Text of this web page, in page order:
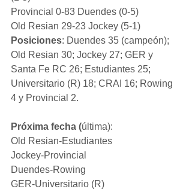
Provincial 0-83 Duendes (0-5)
Old Resian 29-23 Jockey (5-1)
Posiciones: Duendes 35 (campeón);
Old Resian 30; Jockey 27; GER y
Santa Fe RC 26; Estudiantes 25;
Universitario (R) 18; CRAI 16; Rowing
4 y Provincial 2.
Próxima fecha (última):
Old Resian-Estudiantes
Jockey-Provincial
Duendes-Rowing
GER-Universitario (R)